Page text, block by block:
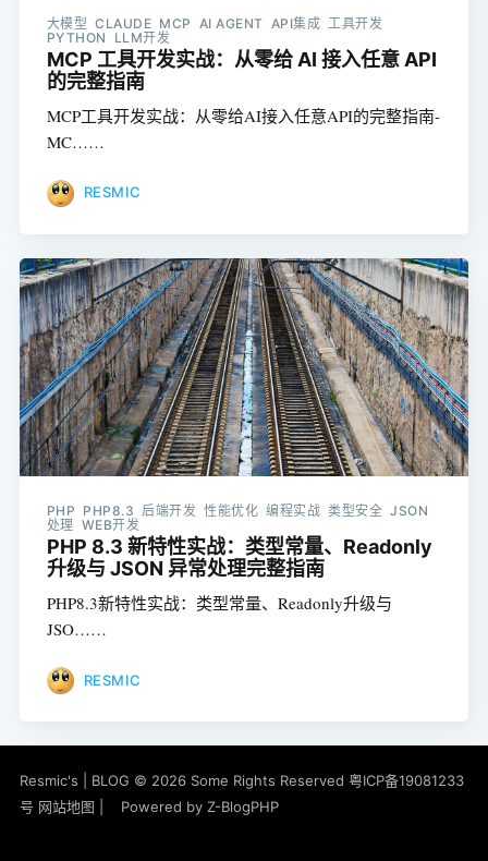
大模型 CLAUDE MCP AI AGENT API集成 工具开发
PYTHON LLM开发
MCP 工具开发实战：从零给 AI 接入任意 API
的完整指南
MCP工具开发实战：从零给AI接入任意API的完整指南-
MC……
RESMIC
PHP PHP8.3 后端开发 性能优化 编程实战 类型安全 JSON
处理 WEB开发
PHP 8.3 新特性实战：类型常量、Readonly
升级与 JSON 异常处理完整指南
PHP8.3新特性实战：类型常量、Readonly升级与
JSO……
RESMIC
Resmic's | BLOG © 2026 Some Rights Reserved 粤ICP备19081233
号 网站地图 Powered by Z-BlogPHP